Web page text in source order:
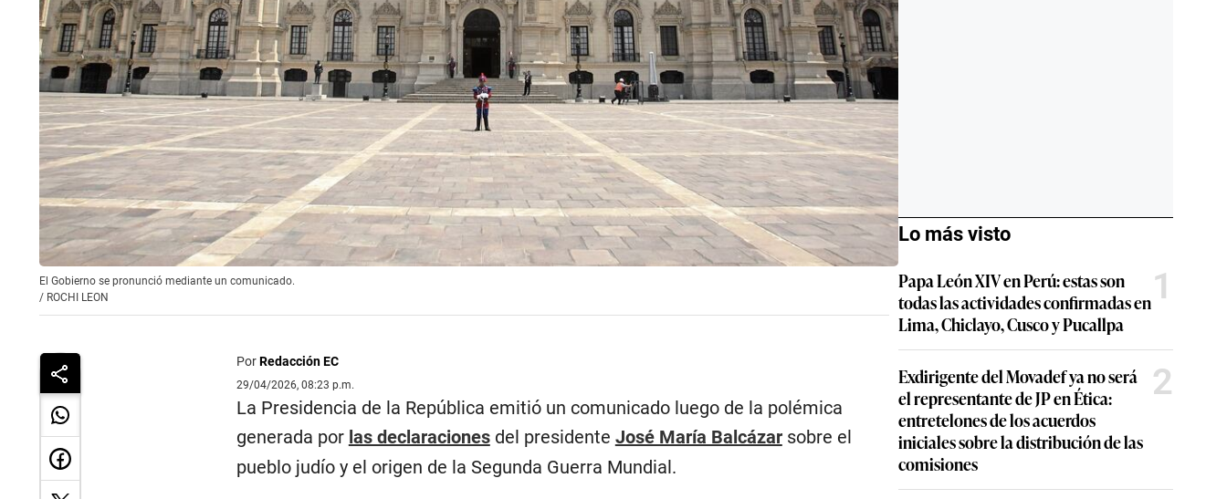
El Gobierno se pronunció mediante un comunicado.
/ ROCHI LEON
PorRedacción EC
29/04/2026, 08:23 p.m.
La Presidencia de la República emitió un comunicado luego de la polémica
generada por las declaracionesdel presidente José María Balcázarsobre el
pueblo judío y el origen de la Segunda Guerra Mundial.
Lo más visto
Papa León XIV en Perú: estas son
todas las actividades confirmadas en
Lima, Chiclayo, Cusco y Pucallpa
1
Exdirigente del Movadef ya no será
el representante de JP en Ética:
entretelones de los acuerdos
iniciales sobre la distribución de las
comisiones
2